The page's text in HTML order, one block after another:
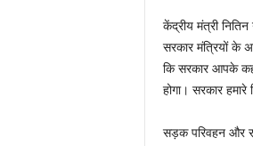
केंद्रीय मंत्री
सरकार मंत्रियों के
कि सरकार आपके
होगा। सरकार
सड़क परिवहन और